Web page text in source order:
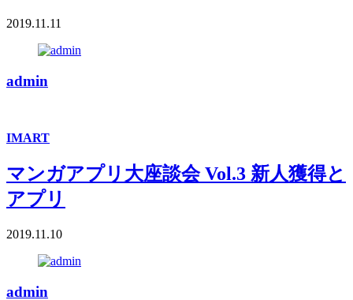
2019.11.11
admin
IMART
マンガアプリ大座談会 Vol.3 新人獲得と
アプリ
2019.11.10
admin